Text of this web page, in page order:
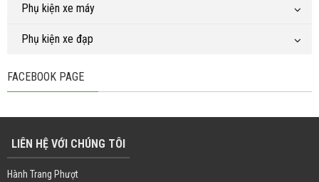
Phụ kiện xe máy
Phụ kiện xe đạp
FACEBOOK PAGE
LIÊN HỆ VỚI CHÚNG TÔI
Hành Trang Phượt